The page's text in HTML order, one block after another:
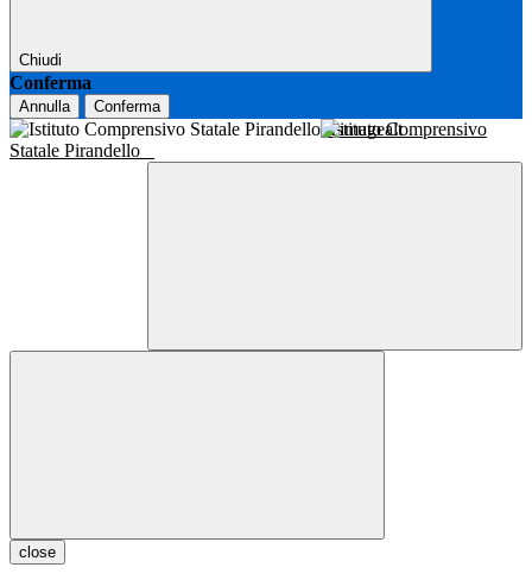
Chiudi
Conferma
Annulla Conferma
Istituto Comprensivo
Statale Pirandello
close